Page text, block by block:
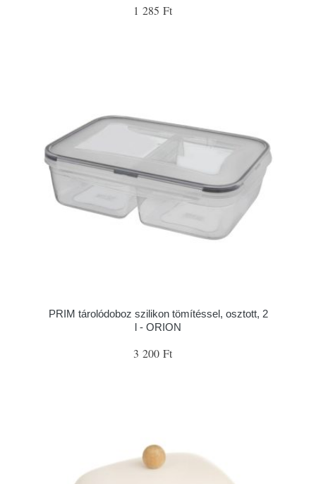
1 285 Ft
PRIM tárolódoboz szilikon tömítéssel, osztott, 2
l - ORION
3 200 Ft